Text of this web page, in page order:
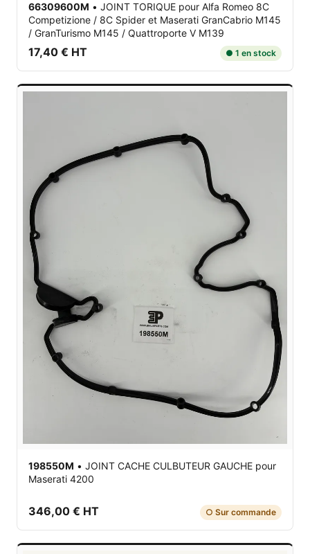
66309600M • JOINT TORIQUE pour Alfa Romeo 8C
Competizione / 8C Spider et Maserati GranCabrio M145
/ GranTurismo M145 / Quattroporte V M139
17,40 € HT ● 1 en stock
198550M • JOINT CACHE CULBUTEUR GAUCHE pour
Maserati 4200
346,00 € HT ○ Sur commande